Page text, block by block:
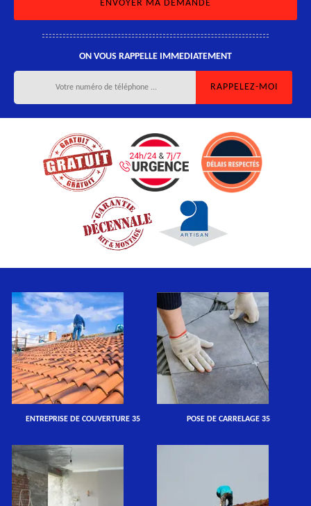
ON VOUS RAPPELLE IMMEDIATEMENT
ENTREPRISE DE COUVERTURE 35 POSE DE CARRELAGE 35